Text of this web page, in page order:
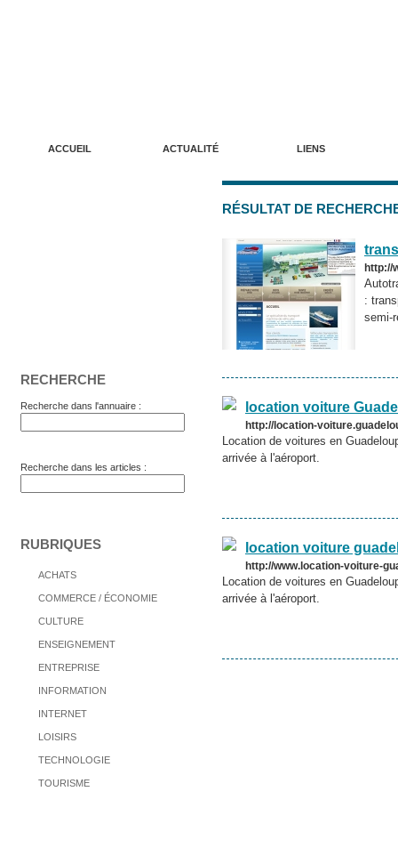
ACCUEIL ACTUALITÉ LIENS
RECHERCHE
Recherche dans l'annuaire :
Recherche dans les articles :
RUBRIQUES
ACHATS
COMMERCE / ÉCONOMIE
CULTURE
ENSEIGNEMENT
ENTREPRISE
INFORMATION
INTERNET
LOISIRS
TECHNOLOGIE
TOURISME
RÉSULTAT DE
http://
:
semi-
location voiture
http://location-
Location de voitures en
arrivée à l'aéroport.
location voiture
http://www.location-voiture-
Location de voitures en
arrivée à l'aéroport.